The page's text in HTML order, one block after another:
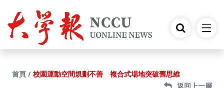
首頁
校園運動空間規劃不善 複合式場地突破舊思維
返回上一層